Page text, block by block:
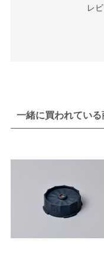
レ
一緒に買われている